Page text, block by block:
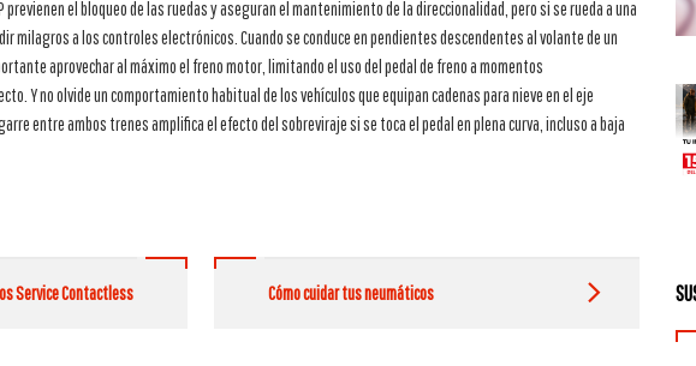
previenen el bloqueo de las ruedas y aseguran el mantenimiento de la direccionalidad, pero si se rueda a una
milagros a los controles electrónicos. Cuando se conduce en pendientes descendentes al volante de un
aprovechar al máximo el freno motor, limitando el uso del pedal de freno a momentos
Y no olvide un comportamiento habitual de los vehículos que equipan cadenas para nieve en el eje
entre ambos trenes amplifica el efecto del sobreviraje si se toca el pedal en plena curva, incluso a baja
Service Contactless Cómo cuidar tus neumáticos